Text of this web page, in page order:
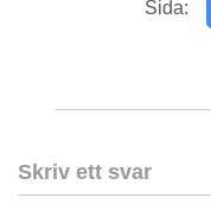
Sida:
Skriv ett svar